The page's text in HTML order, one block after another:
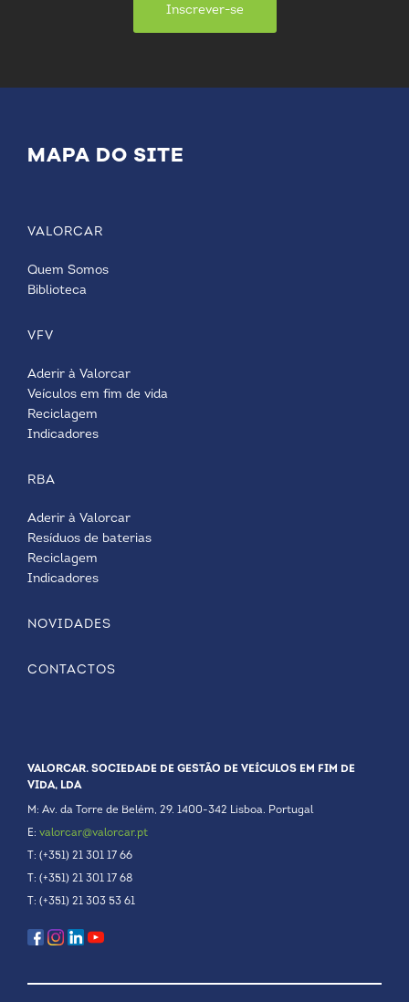
Inscrever-se
MAPA DO SITE
VALORCAR
Quem Somos
Biblioteca
VFV
Aderir à Valorcar
Veículos em fim de vida
Reciclagem
Indicadores
RBA
Aderir à Valorcar
Resíduos de baterias
Reciclagem
Indicadores
NOVIDADES
CONTACTOS
VALORCAR. SOCIEDADE DE GESTÃO DE VEÍCULOS EM FIM DE
VIDA, LDA
M: Av. da Torre de Belém, 29. 1400-342 Lisboa. Portugal
E: valorcar@valorcar.pt
T: (+351) 21 301 17 66
T: (+351) 21 301 17 68
T: (+351) 21 303 53 61